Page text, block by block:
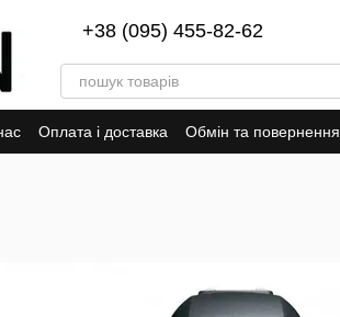
+38 (095) 455-82-62
Оплата і доставка Обмін та повернення